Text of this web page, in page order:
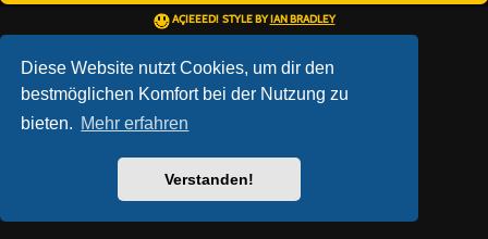
Diese Website nutzt Cookies, um dir den
bestmöglichen Komfort bei der Nutzung zu
bieten. Mehr erfahren
Verstanden!
AÇIEEED! STYLE BY IAN BRADLEY
NUTZUNGSBEDINGUNGEN